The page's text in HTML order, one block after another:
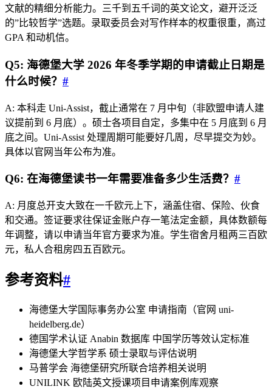
文献的精细分析能力。三千到五千词的英文论文，避开泛泛
的”比较哲学”选题。录取委员会对写作样本的权重很重，高过
GPA 和动机信。
Q5: 海德堡大学 2026 年冬季学期的申请截止日期是
什么时候？ #
A: 本科走 Uni-Assist，截止通常在 7 月中旬（非欧盟申请人建
议提前到 6 月底）。硕士各项目自定，多集中在 5 月底到 6 月
底之间。Uni-Assist 处理周期可能要好几周，尽早提交为妙。
具体以官网当年公布为准。
Q6: 在海德堡读书一年需要准备多少生活费？ #
A: 月度总开支大致在一千欧元上下，涵盖住宿、保险、伙食
和交通。签证要求往保证金账户存一笔法定金额，具体数额每
年调整，请以申请当年官方要求为准。学生宿舍月租两三百欧
元，私人合租房四五百欧元。
参考资料#
海德堡大学国际事务办公室 申请指南（官网 uni-
heidelberg.de）
德国学术认证 Anabin 数据库 中国学历等效认定标准
海德堡大学哲学系 硕士录取与评估说明
马普学会 海德堡研究所联合培养相关说明
UNILINK 欧陆英文授课项目申请案例库观察